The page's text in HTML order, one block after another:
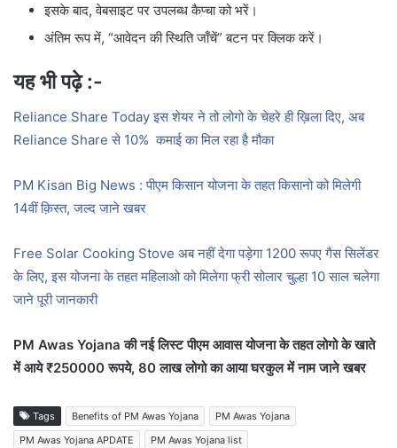
इसके बाद, वेबसाइट पर उपलब्ध कैप्चा को भरें।
अंतिम रूप में, “आवेदन की स्थिति जाँचें” बटन पर क्लिक करें।
यह भी पढ़े :-
Reliance Share Today इस शेयर ने तो लोगो के चेहरे ही ख़िला दिए, अब
Reliance Share से 10% कमाई का मिल रहा है मौका
PM Kisan Big News : पीएम किसान योजना के तहत किसानो को मिलेगी
14वीं क़िस्त, जल्द जाने खबर
Free Solar Cooking Stove अब नहीं देगा पड़ेगा 1200 रूपए गैस सिलेंडर
के लिए, इस योजना के तहत महिलाओ को मिलेगा फ्री सोलार चुल्हा 10 साल चलेगा
जाने पूरी जानकारी
PM Awas Yojana की नई लिस्ट पीएम आवास योजना के तहत लोगो के खाते
में आये ₹250000 रूपये, 80 लाख लोगो का आया घरकुल में नाम जाने खबर
Tags Benefits of PM Awas Yojana
PM Awas Yojana
PM Awas Yojana APDATE
PM Awas Yojana list